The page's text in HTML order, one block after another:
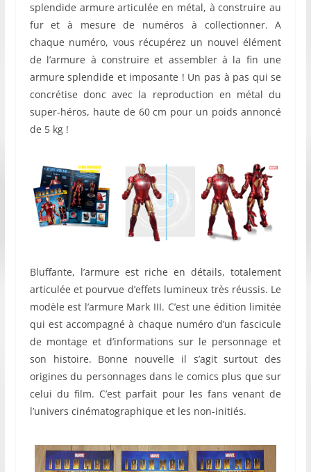
splendide armure articulée en métal, à construire au
fur et à mesure de numéros à collectionner. A
chaque numéro, vous récupérez un nouvel élément
de l’armure à construire et assembler à la fin une
armure splendide et imposante ! Un pas à pas qui se
concrétise donc avec la reproduction en métal du
super-héros, haute de 60 cm pour un poids annoncé
de 5 kg !
Bluffante, l’armure est riche en détails, totalement
articulée et pourvue d’effets lumineux très réussis. Le
modèle est l’armure Mark III. C’est une édition limitée
qui est accompagné à chaque numéro d’un fascicule
de montage et d’informations sur le personnage et
son histoire. Bonne nouvelle il s’agit surtout des
origines du personnages dans le comics plus que sur
celui du film. C’est parfait pour les fans venant de
l’univers cinématographique et les non-initiés.